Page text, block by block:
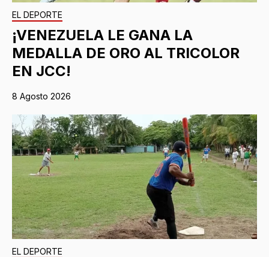
EL DEPORTE
¡VENEZUELA LE GANA LA
MEDALLA DE ORO AL TRICOLOR
EN JCC!
8 Agosto 2026
EL DEPORTE